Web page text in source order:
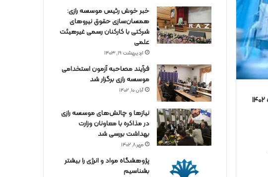
پاویون اختصاصی شرکت‌ های دانش‌ بنیان در نمایشگاه بین‌ المللی تجهیزات پزشکی ازبکستان از تاریخ ۲۹ تا ۳۱ شهریور ماه ۱۴۰۲
خبر خوش رئیس موسسه رازی:
همسان‌سازی حقوق نیروهای
شرکتی با کارکنان رسمی غیرهیئت
علمی
اردیبهشت ۱۹, ۱۴۰۳
فرآیند مصاحبه آزمون استخدامی
موسسه رازی برگزار شد
آبان ۱۰, ۱۴۰۲
نیازها و چالش‌های موسسه رازی
در مذاکره با معاونان وزارت
بهداشت بررسی شد
مهر ۸, ۱۴۰۲
پژوهشگاه مواد و انرژی را بیشتر
بشناسیم